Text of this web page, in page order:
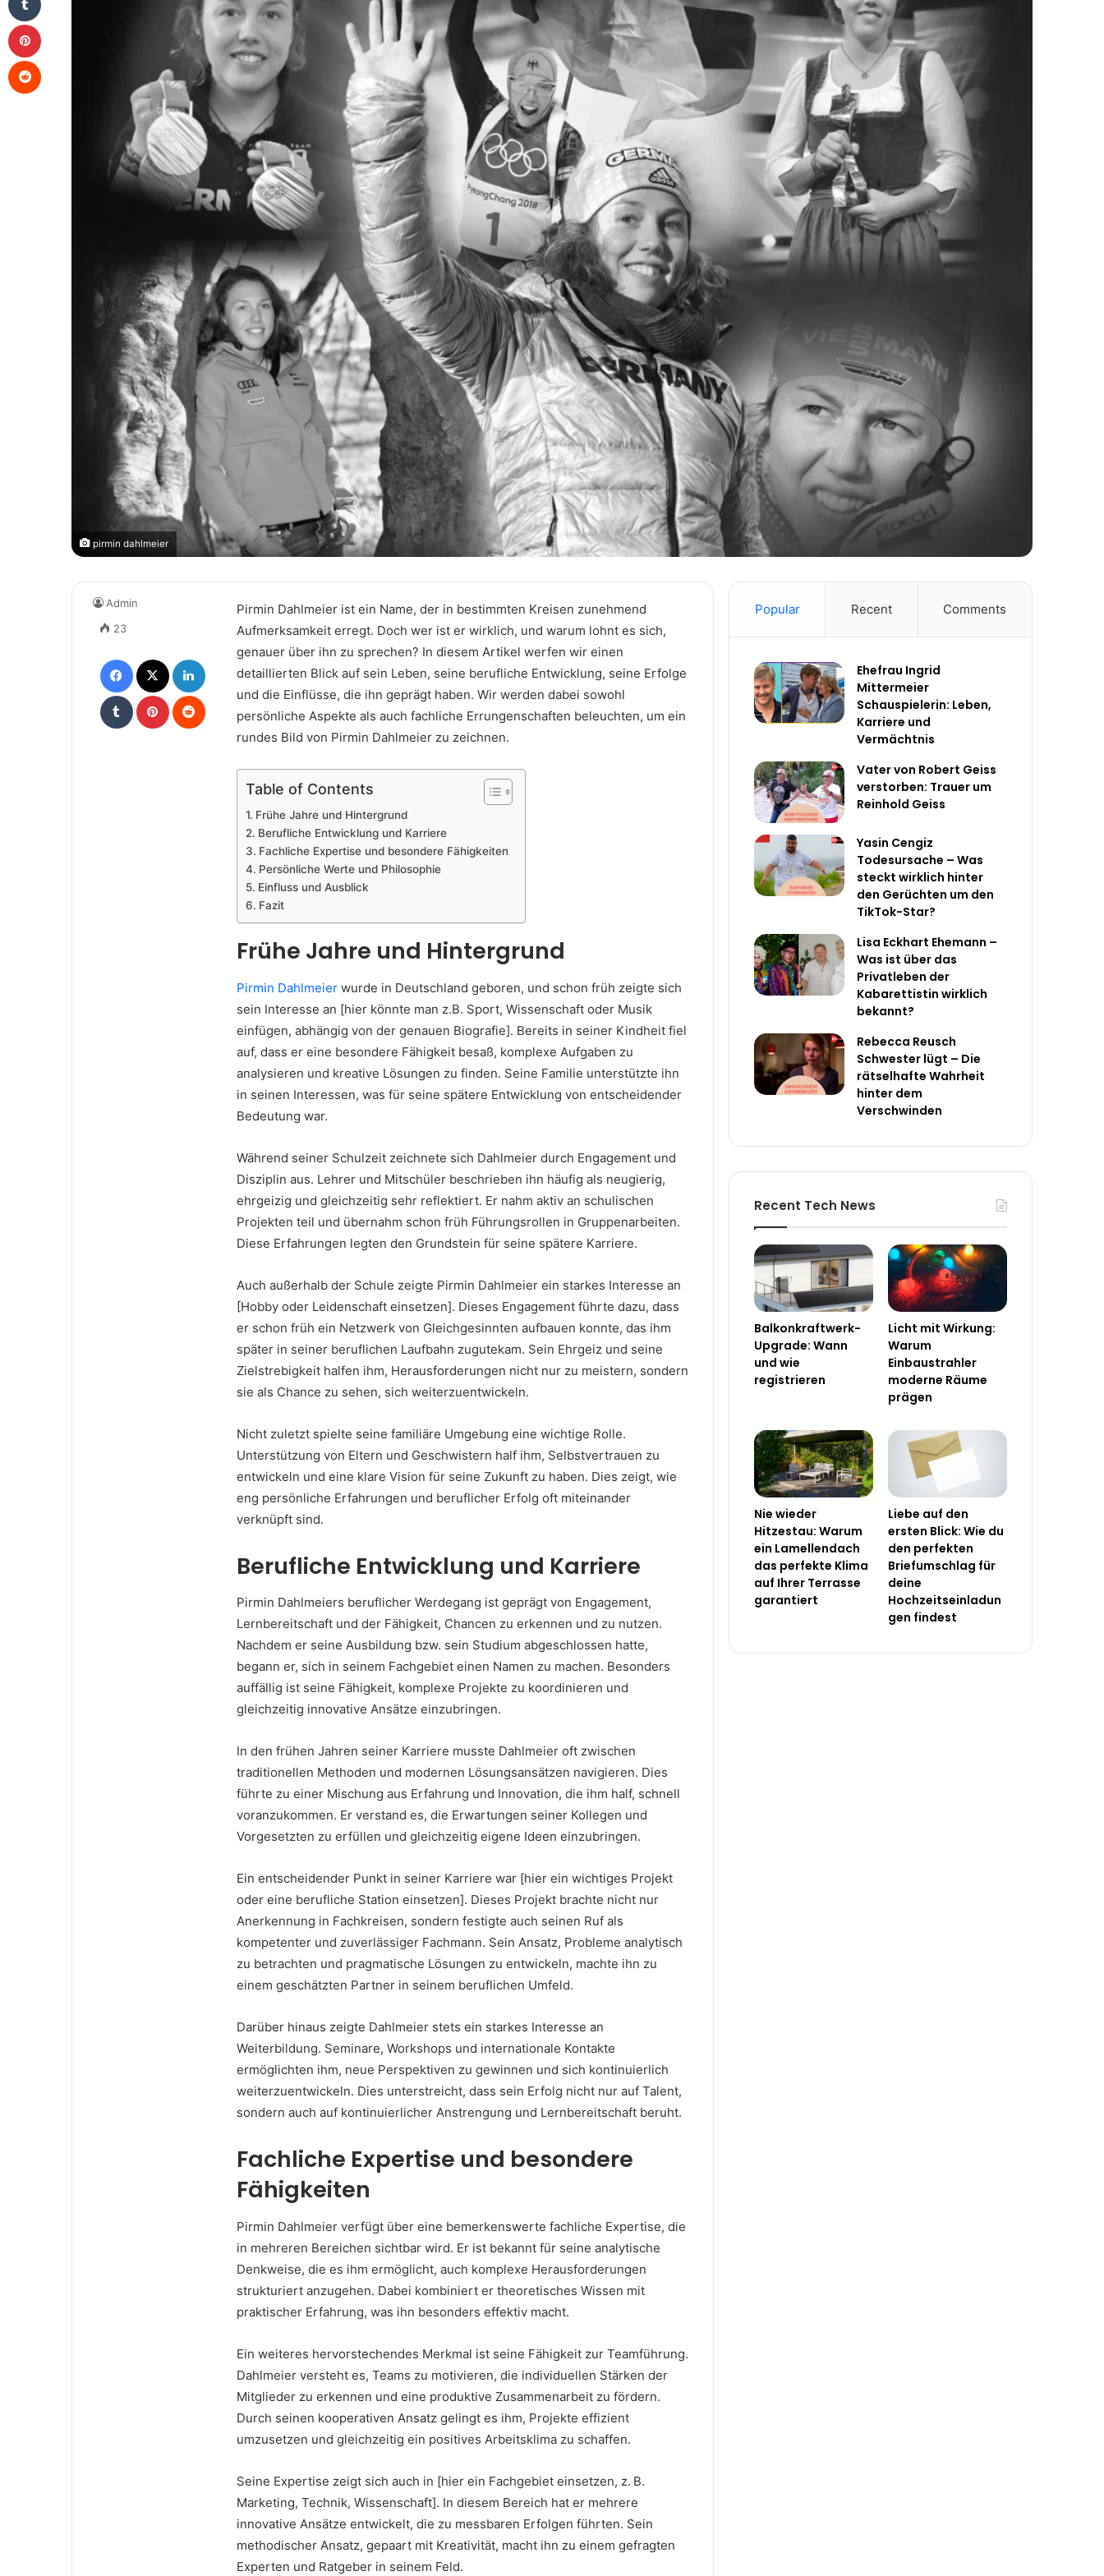
pirmin dahlmeier
Pirmin Dahlmeier ist ein Name, der in bestimmten Kreisen zunehmend
Aufmerksamkeit erregt. Doch wer ist er wirklich, und warum lohnt es sich,
genauer über ihn zu sprechen? In diesem Artikel werfen wir einen
detaillierten Blick auf sein Leben, seine berufliche Entwicklung, seine Erfolge
und die Einflüsse, die ihn geprägt haben. Wir werden dabei sowohl
persönliche Aspekte als auch fachliche Errungenschaften beleuchten, um ein
rundes Bild von Pirmin Dahlmeier zu zeichnen.
Table of Contents
Frühe Jahre und Hintergrund
Berufliche Entwicklung und Karriere
Fachliche Expertise und besondere Fähigkeiten
Persönliche Werte und Philosophie
Einfluss und Ausblick
Fazit
Frühe Jahre und Hintergrund
Pirmin Dahlmeier wurde in Deutschland geboren, und schon früh zeigte sich
sein Interesse an [hier könnte man z.B. Sport, Wissenschaft oder Musik
einfügen, abhängig von der genauen Biografie]. Bereits in seiner Kindheit fiel
auf, dass er eine besondere Fähigkeit besaß, komplexe Aufgaben zu
analysieren und kreative Lösungen zu finden. Seine Familie unterstützte ihn
in seinen Interessen, was für seine spätere Entwicklung von entscheidender
Bedeutung war.
Während seiner Schulzeit zeichnete sich Dahlmeier durch Engagement und
Disziplin aus. Lehrer und Mitschüler beschrieben ihn häufig als neugierig,
ehrgeizig und gleichzeitig sehr reflektiert. Er nahm aktiv an schulischen
Projekten teil und übernahm schon früh Führungsrollen in Gruppenarbeiten.
Diese Erfahrungen legten den Grundstein für seine spätere Karriere.
Auch außerhalb der Schule zeigte Pirmin Dahlmeier ein starkes Interesse an
[Hobby oder Leidenschaft einsetzen]. Dieses Engagement führte dazu, dass
er schon früh ein Netzwerk von Gleichgesinnten aufbauen konnte, das ihm
später in seiner beruflichen Laufbahn zugutekam. Sein Ehrgeiz und seine
Zielstrebigkeit halfen ihm, Herausforderungen nicht nur zu meistern, sondern
sie als Chance zu sehen, sich weiterzuentwickeln.
Nicht zuletzt spielte seine familiäre Umgebung eine wichtige Rolle.
Unterstützung von Eltern und Geschwistern half ihm, Selbstvertrauen zu
entwickeln und eine klare Vision für seine Zukunft zu haben. Dies zeigt, wie
eng persönliche Erfahrungen und beruflicher Erfolg oft miteinander
verknüpft sind.
Berufliche Entwicklung und Karriere
Pirmin Dahlmeiers beruflicher Werdegang ist geprägt von Engagement,
Lernbereitschaft und der Fähigkeit, Chancen zu erkennen und zu nutzen.
Nachdem er seine Ausbildung bzw. sein Studium abgeschlossen hatte,
begann er, sich in seinem Fachgebiet einen Namen zu machen. Besonders
auffällig ist seine Fähigkeit, komplexe Projekte zu koordinieren und
gleichzeitig innovative Ansätze einzubringen.
In den frühen Jahren seiner Karriere musste Dahlmeier oft zwischen
traditionellen Methoden und modernen Lösungsansätzen navigieren. Dies
führte zu einer Mischung aus Erfahrung und Innovation, die ihm half, schnell
voranzukommen. Er verstand es, die Erwartungen seiner Kollegen und
Vorgesetzten zu erfüllen und gleichzeitig eigene Ideen einzubringen.
Ein entscheidender Punkt in seiner Karriere war [hier ein wichtiges Projekt
oder eine berufliche Station einsetzen]. Dieses Projekt brachte nicht nur
Anerkennung in Fachkreisen, sondern festigte auch seinen Ruf als
kompetenter und zuverlässiger Fachmann. Sein Ansatz, Probleme analytisch
zu betrachten und pragmatische Lösungen zu entwickeln, machte ihn zu
einem geschätzten Partner in seinem beruflichen Umfeld.
Darüber hinaus zeigte Dahlmeier stets ein starkes Interesse an
Weiterbildung. Seminare, Workshops und internationale Kontakte
ermöglichten ihm, neue Perspektiven zu gewinnen und sich kontinuierlich
weiterzuentwickeln. Dies unterstreicht, dass sein Erfolg nicht nur auf Talent,
sondern auch auf kontinuierlicher Anstrengung und Lernbereitschaft beruht.
Fachliche Expertise und besondere
Fähigkeiten
Pirmin Dahlmeier verfügt über eine bemerkenswerte fachliche Expertise, die
in mehreren Bereichen sichtbar wird. Er ist bekannt für seine analytische
Denkweise, die es ihm ermöglicht, auch komplexe Herausforderungen
strukturiert anzugehen. Dabei kombiniert er theoretisches Wissen mit
praktischer Erfahrung, was ihn besonders effektiv macht.
Ein weiteres hervorstechendes Merkmal ist seine Fähigkeit zur Teamführung.
Dahlmeier versteht es, Teams zu motivieren, die individuellen Stärken der
Mitglieder zu erkennen und eine produktive Zusammenarbeit zu fördern.
Durch seinen kooperativen Ansatz gelingt es ihm, Projekte effizient
umzusetzen und gleichzeitig ein positives Arbeitsklima zu schaffen.
Seine Expertise zeigt sich auch in [hier ein Fachgebiet einsetzen, z. B.
Marketing, Technik, Wissenschaft]. In diesem Bereich hat er mehrere
innovative Ansätze entwickelt, die zu messbaren Erfolgen führten. Sein
methodischer Ansatz, gepaart mit Kreativität, macht ihn zu einem gefragten
Experten und Ratgeber in seinem Feld.
Admin
23
Facebook LinkedIn
Tumblr Pinterest
Popular Recent Comments
Ehefrau Ingrid
Mittermeier
Schauspielerin: Leben,
Karriere und
Vermächtnis
Vater von Robert Geiss
verstorben: Trauer um
Reinhold Geiss
Yasin Cengiz
Todesursache – Was
steckt wirklich hinter
den Gerüchten um den
TikTok-Star?
Lisa Eckhart Ehemann –
Was ist über das
Privatleben der
Kabarettistin wirklich
bekannt?
Rebecca Reusch
Schwester lügt – Die
rätselhafte Wahrheit
hinter dem
Verschwinden
Recent Tech News
Balkonkraftwerk-
Upgrade: Wann
und wie
registrieren
Licht mit Wirkung:
Warum
Einbaustrahler
moderne Räume
prägen
Nie wieder
Hitzestau: Warum
ein Lamellendach
das perfekte Klima
auf Ihrer Terrasse
garantiert
Liebe auf den
ersten Blick: Wie du
den perfekten
Briefumschlag für
deine
Hochzeitseinladun
gen findest